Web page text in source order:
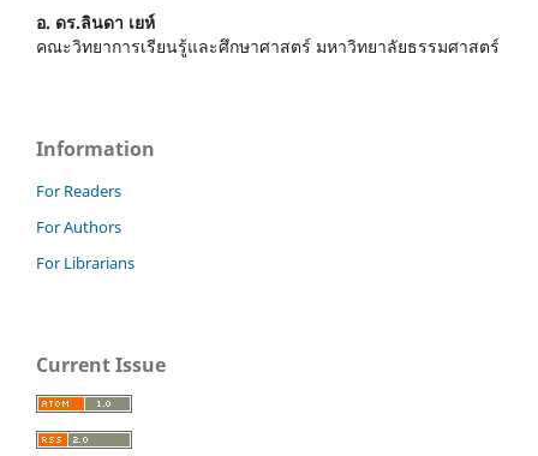
อ. ดร.ลินดา เยห์
คณะวิทยาการเรียนรู้และศึกษาศาสตร์ มหาวิทยาลัยธรรมศาสตร์
Information
For Readers
For Authors
For Librarians
Current Issue